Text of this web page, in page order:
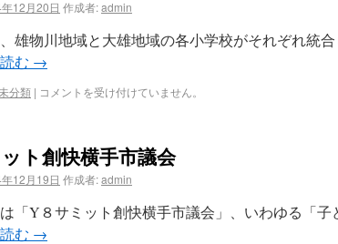
12月20日 作成者:admin
物川地域と大雄地域の各小学校がそれぞれ統合
む →
分類 | コメントを受け付けていません。
ト創快横手市議会
12月19日 作成者:admin
Y８サミット創快横手市議会」、いわゆる「子
む →